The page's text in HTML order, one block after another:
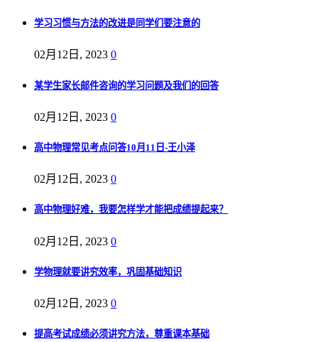
学习习惯与方法的改进是同学们要注意的
02月12日, 2023 0
某学生家长邮件咨询的学习问题及我们的回答
02月12日, 2023 0
高中物理常见考点问答10月11日-王小泽
02月12日, 2023 0
高中物理好难，我要怎样学才能把成绩提起来？
02月12日, 2023 0
学物理就要讲究效率，巩固基础知识
02月12日, 2023 0
提高考试成绩必须讲究方法，尊重课本基础